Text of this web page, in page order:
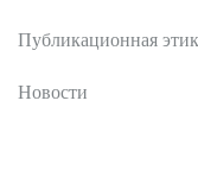
Публикационная
Новости